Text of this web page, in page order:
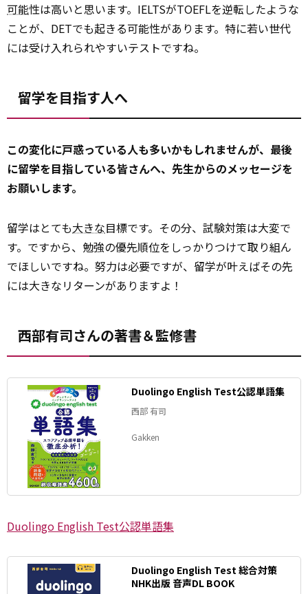
可能性は高いと思います。IELTSがTOEFLを逆転したような
ことが、DETでも起きる可能性があります。特に若い世代
には受け入れられやすいテストですね。
留学を目指す人へ
この変化に戸惑っている人も多いかもしれませんが、最後
に留学を目指している皆さんへ、先生からのメッセージを
お願いします。
留学はとても大きな目標です。その分、試験対策は大変で
す。ですから、勉強の優先順位をしっかりつけて取り組ん
でほしいですね。努力は必要ですが、留学が叶えばその先
には大きなリターンがありますよ！
西部有司さんの著書＆監修書
Duolingo English Test公認単語集
西部 有司
Gakken
Duolingo English Test公認単語集
Duolingo English Test 総合対策
NHK出版 音声DL BOOK